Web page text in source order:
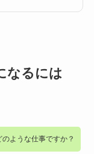
なるには
ような仕事ですか？